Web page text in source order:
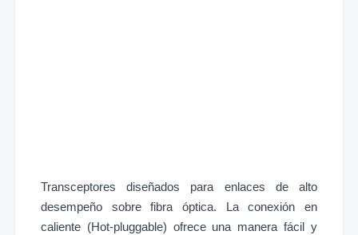
Transceptores diseñados para enlaces de alto
desempeño sobre fibra óptica. La conexión en
caliente (Hot-pluggable) ofrece una manera fácil y